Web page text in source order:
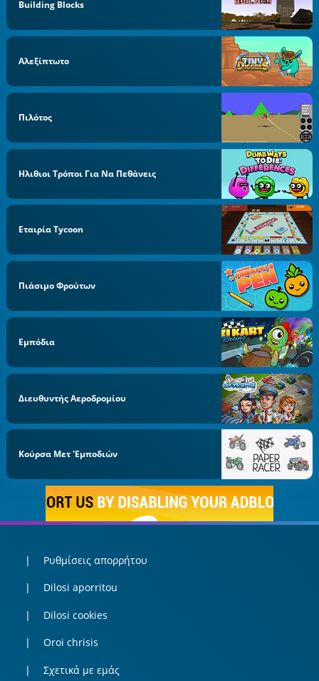
Building Blocks
Αλεξίπτωτο
Πιλότος
Ηλιθιοι Τρόποι Για Να Πεθάνεις
Εταιρία Tycoon
Πιάσιμο Φρούτων
Εμπόδια
Διευθυντής Αεροδρομίου
Κούρσα Μετ 'εμποδιών
Ρυθμίσεις απορρήτου
Dilosi aporritou
Dilosi cookies
Oroi chrisis
Σχετικά με εμάς